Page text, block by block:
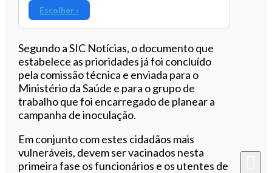
Escolher ›
Segundo a SIC Notícias, o documento que
estabelece as prioridades já foi concluído
pela comissão técnica e enviada para o
Ministério da Saúde e para o grupo de
trabalho que foi encarregado de planear a
campanha de inoculação.
Em conjunto com estes cidadãos mais
vulneráveis, devem ser vacinados nesta
primeira fase os funcionários e os utentes de